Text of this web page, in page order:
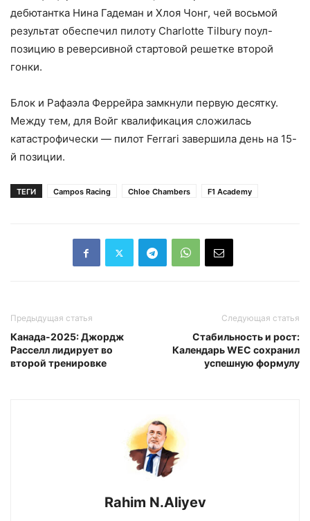
дебютантка Нина Гадеман и Хлоя Чонг, чей восьмой
результат обеспечил пилоту Charlotte Tilbury поул-
позицию в реверсивной стартовой решетке второй
гонки.
Блок и Рафаэла Феррейра замкнули первую десятку.
Между тем, для Войг квалификация сложилась
катастрофически — пилот Ferrari завершила день на 15-
й позиции.
ТЕГИ Campos Racing Chloe Chambers F1 Academy
Предыдущая статья
Канада-2025: Джордж
Расселл лидирует во
второй тренировке
Следующая статья
Стабильность и рост:
Календарь WEC сохранил
успешную формулу
Rahim N.Aliyev